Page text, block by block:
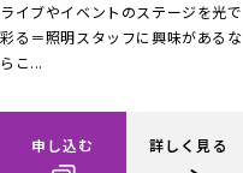
ライブやイベントのステージを光で
彩る＝照明スタッフに興味があるな
らこ...
申し込む 詳しく見る